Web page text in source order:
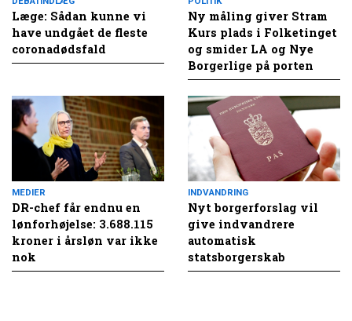
Læge: Sådan kunne vi
have undgået de fleste
coronadødsfald
Ny måling giver Stram
Kurs plads i Folketinget
og smider LA og Nye
Borgerlige på porten
MEDIER
DR-chef får endnu en
lønforhøjelse: 3.688.115
kroner i årsløn var ikke
nok
INDVANDRING
Nyt borgerforslag vil
give indvandrere
automatisk
statsborgerskab